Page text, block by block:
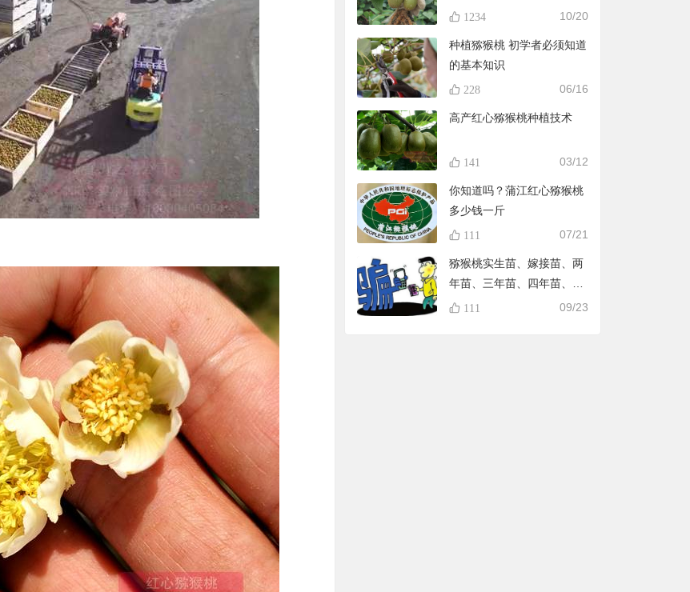
1234 10/20
种植猕猴桃 初学者必须知道
的基本知识
228 06/16
高产红心猕猴桃种植技术
141 03/12
你知道吗？蒲江红心猕猴桃
多少钱一斤
111 07/21
猕猴桃实生苗、嫁接苗、两
年苗、三年苗、四年苗、五
年苗，教大家怎样避免在淘
111 09/23